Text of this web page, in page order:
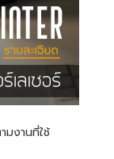
มงานที่ใช้